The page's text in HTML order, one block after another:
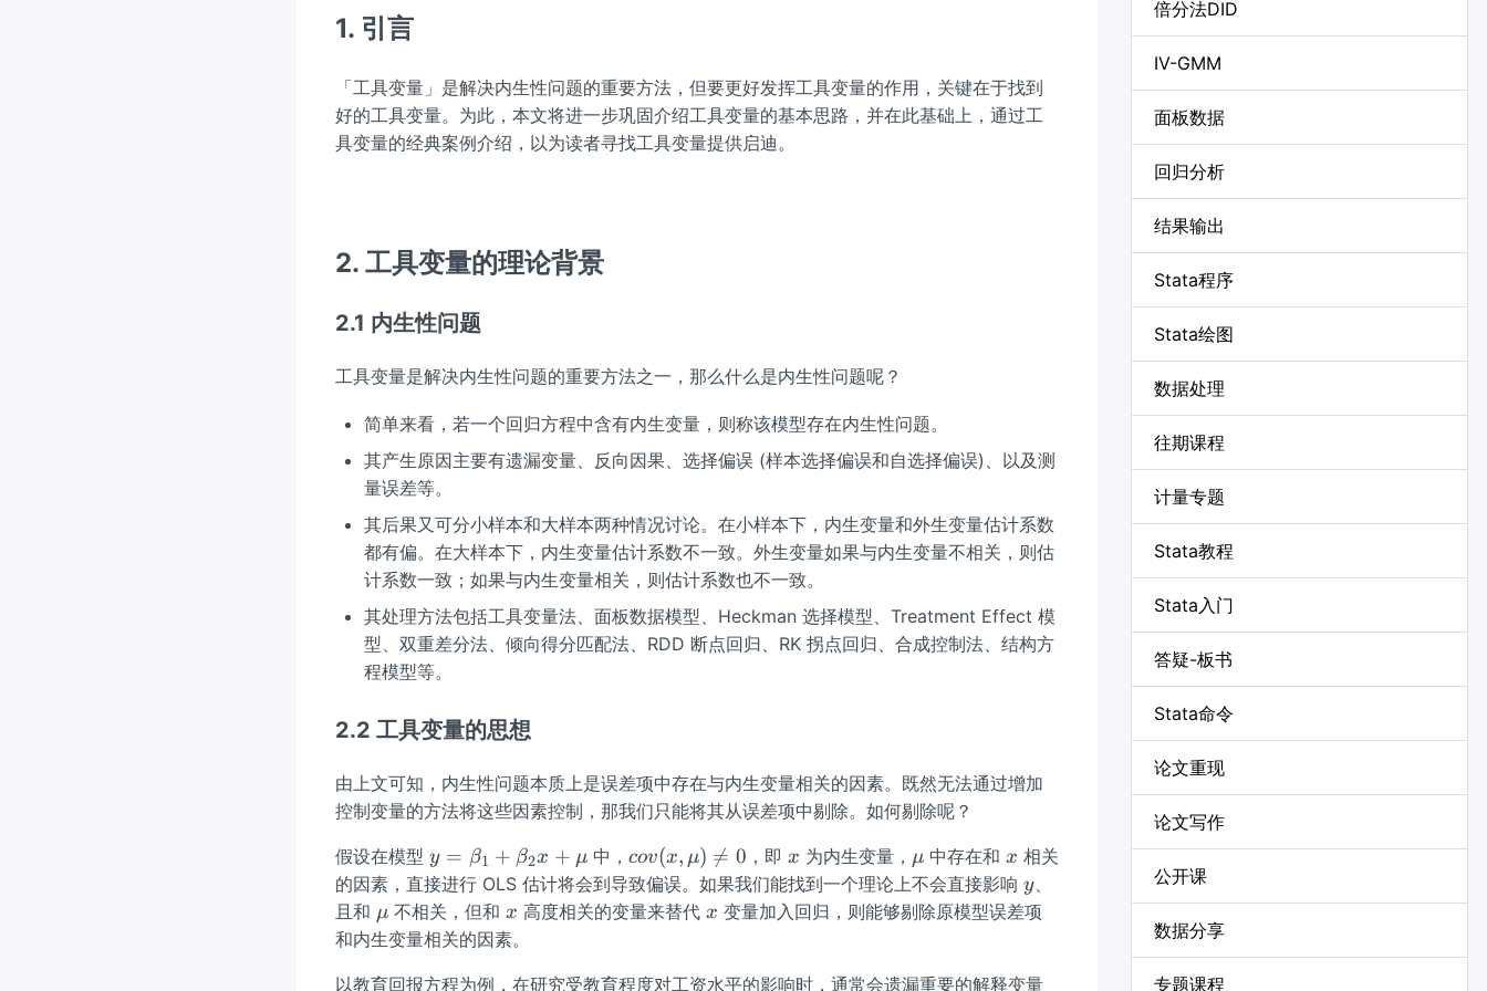
1. 引言
「工具变量」是解决内生性问题的重要方法，但要更好发挥工具变量的作用，关键在于找到
好的工具变量。为此，本文将进一步巩固介绍工具变量的基本思路，并在此基础上，通过工
具变量的经典案例介绍，以为读者寻找工具变量提供启迪。
2. 工具变量的理论背景
2.1 内生性问题
工具变量是解决内生性问题的重要方法之一，那么什么是内生性问题呢？
简单来看，若一个回归方程中含有内生变量，则称该模型存在内生性问题。
其产生原因主要有遗漏变量、反向因果、选择偏误 (样本选择偏误和自选择偏误)、以及测
量误差等。
其后果又可分小样本和大样本两种情况讨论。在小样本下，内生变量和外生变量估计系数
都有偏。在大样本下，内生变量估计系数不一致。外生变量如果与内生变量不相关，则估
计系数一致；如果与内生变量相关，则估计系数也不一致。
其处理方法包括工具变量法、面板数据模型、Heckman 选择模型、Treatment Effect 模
型、双重差分法、倾向得分匹配法、RDD 断点回归、RK 拐点回归、合成控制法、结构方
程模型等。
2.2 工具变量的思想
由上文可知，内生性问题本质上是误差项中存在与内生变量相关的因素。既然无法通过增加
控制变量的方法将这些因素控制，那我们只能将其从误差项中剔除。如何剔除呢？
假设在模型y=
\be
ta_
{1}
\be
y = β1 + β2x + μ中， co
v
(x,
\n
cov(x, μ) 
= 0 ，即 x
x 为内生变量， \m
u
μ中存在和 x
x 相关
的因素，直接进行 OLS 估计将会到导致偏误。如果我们能找到一个理论上不会直接影响y
y、
且和 \m
u
μ 不相关，但和x
x 高度相关的变量来替代x
x 变量加入回归，则能够剔除原模型误差项
和内生变量相关的因素。
以教育回报方程为例，在研究受教育程度对工资水平的影响时，通常会遗漏重要的解释变量
倍分法DID
IV-GMM
面板数据
回归分析
结果输出
Stata程序
Stata绘图
数据处理
往期课程
计量专题
Stata教程
Stata入门
答疑-板书
Stata命令
论文重现
论文写作
公开课
数据分享
专题课程